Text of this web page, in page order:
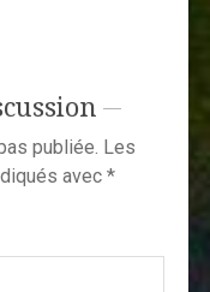
publiée. Les
avec *